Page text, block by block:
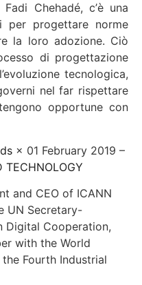
Chehadé, c’è una
per progettare norme
la loro adozione. Ciò
di progettazione
tecnologica,
nel far rispettare
opportune con
× 01 February 2019 –
TECHNOLOGY
and CEO of ICANN
UN Secretary-
Digital Cooperation,
with the World
the Fourth Industrial